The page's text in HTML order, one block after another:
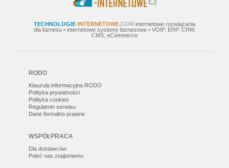
TECHNOLOGIE-INTERNETOWE.COM internetowe rozwiązania
dla biznesu • internetowe systemy biznesowe • VOIP, ERP, CRM,
CMS, eCommerce
RODO
Klauzula informacyjna RODO
Polityka prywatności
Polityka cookies
Regulamin serwisu
Dane formalno prawne
WSPÓŁPRACA
Dla dostawców
Poleć nas znajomemu